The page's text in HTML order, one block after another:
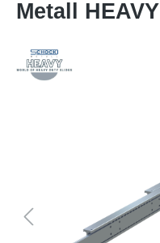
Metall HEAVY